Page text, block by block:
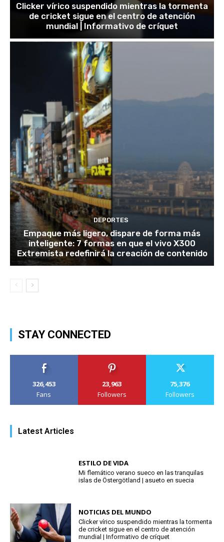
Clicker vírico suspendido mientras la tormenta
de cricket sigue en el centro de atención
mundial | Informativo de críquet
DEPORTES
Empaque más ligero, dispare de forma más
inteligente: 7 formas en que el vivo X300
Extremista redefinirá la creación de contenido
STAY CONNECTED
326,453
Fans
23,963
Followers
75,376
Followers
Latest Articles
ESTILO DE VIDA
Mi flemático verano sueco en las tranquilas
islas de Östergötland | asueto en suecia
NOTICIAS DEL MUNDO
Clicker vírico suspendido mientras la tormenta
de cricket sigue en el centro de atención
mundial | Informativo de críquet